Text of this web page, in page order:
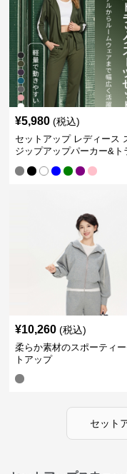
¥5,980 (税込)
セットアップ レディース
ジップアップパーカー&ト
¥10,260 (税込)
柔らか素材のスポーティー
トアップ
セット